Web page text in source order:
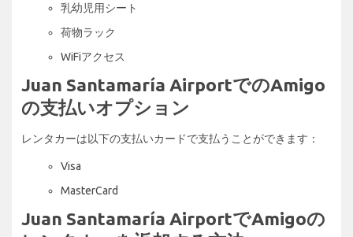
乳幼児用シート
荷物ラック
WiFiアクセス
Juan Santamaría AirportでのAmigo
の支払いオプション
レンタカーは以下の支払いカードで支払うことができます：
Visa
MasterCard
Juan Santamaría AirportでAmigoの